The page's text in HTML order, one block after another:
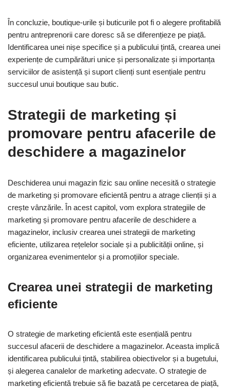
În concluzie, boutique-urile și buticurile pot fi o alegere profitabilă
pentru antreprenorii care doresc să se diferențieze pe piață.
Identificarea unei nișe specifice și a publicului țintă, crearea unei
experiențe de cumpărături unice și personalizate și importanța
serviciilor de asistență și suport clienți sunt esențiale pentru
succesul unui boutique sau butic.
Strategii de marketing și
promovare pentru afacerile de
deschidere a magazinelor
Deschiderea unui magazin fizic sau online necesită o strategie
de marketing și promovare eficientă pentru a atrage clienții și a
crește vânzările. În acest capitol, vom explora strategiile de
marketing și promovare pentru afacerile de deschidere a
magazinelor, inclusiv crearea unei strategii de marketing
eficiente, utilizarea rețelelor sociale și a publicității online, și
organizarea evenimentelor și a promoțiilor speciale.
Crearea unei strategii de marketing
eficiente
O strategie de marketing eficientă este esențială pentru
succesul afacerii de deschidere a magazinelor. Aceasta implică
identificarea publicului țintă, stabilirea obiectivelor și a bugetului,
și alegerea canalelor de marketing adecvate. O strategie de
marketing eficientă trebuie să fie bazată pe cercetarea de piață,